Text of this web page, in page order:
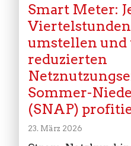
Smart Meter:
umstellen und
reduzierten
Sommer-
(SNAP)
23. März 2026